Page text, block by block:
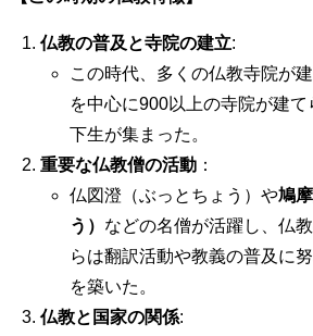
仏教の普及と寺院の建立:
この時代、多くの仏教寺院が
を中心に900以上の寺院が建
下生が集まった。
重要な仏教僧の活動 ：
仏図澄（ぶっとちょう）や鳩
う） などの名僧が活躍し、仏
らは翻訳活動や教義の普及に
を築いた。
仏教と国家の関係: